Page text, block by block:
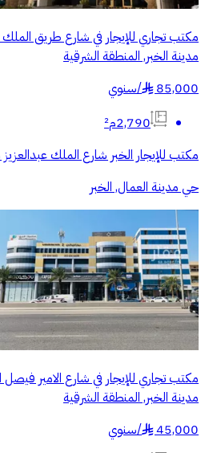
مكتب تجاري للإيجار في شارع طريق الملك
مدينة الخبر, المنطقة الشرقية
85,000
§
/سنوي
2,790م²
مكتب للإيجار الخبر شارع الملك
حي مدينة العمال, الخبر
مكتب تجاري للإيجار في شارع الامير
مدينة الخبر, المنطقة الشرقية
45,000
§
/سنوي